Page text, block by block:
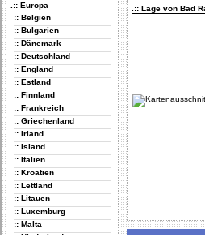
.:: Europa
:: Belgien
:: Bulgarien
:: Dänemark
:: Deutschland
:: England
:: Estland
:: Finnland
:: Frankreich
:: Griechenland
:: Irland
:: Island
:: Italien
:: Kroatien
:: Lettland
:: Litauen
:: Luxemburg
:: Malta
.:: Lage von Bad